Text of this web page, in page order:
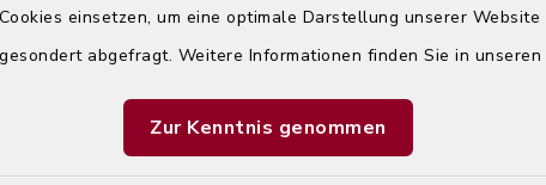
einsetzen, um eine optimale Darstellung unserer
abgefragt. Weitere Informationen finden Sie in unseren
Zur Kenntnis genommen
Error
Failed to load assistant data
Refresh Page